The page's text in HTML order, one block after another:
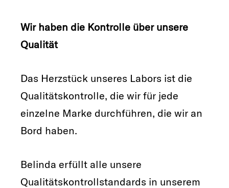
Wir haben die Kontrolle über unsere
Qualität
Das Herzstück unseres Labors ist die
Qualitätskontrolle, die wir für jede
einzelne Marke durchführen, die wir an
Bord haben.
Belinda erfüllt alle unsere
Qualitätskontrollstandards in unserem